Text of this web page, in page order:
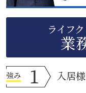
ライフ
業
入居